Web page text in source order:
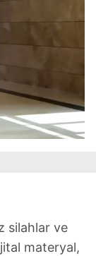
işlevsel
panel
detaylı bilgi
uyarınca
ilgili bilgi
silahlar ve
materyal,